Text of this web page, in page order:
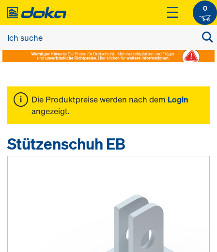
0
Die Produktpreise werden nach dem Login
angezeigt.
Stützenschuh EB